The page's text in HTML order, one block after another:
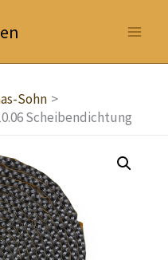
Sohn
Scheibendichtung